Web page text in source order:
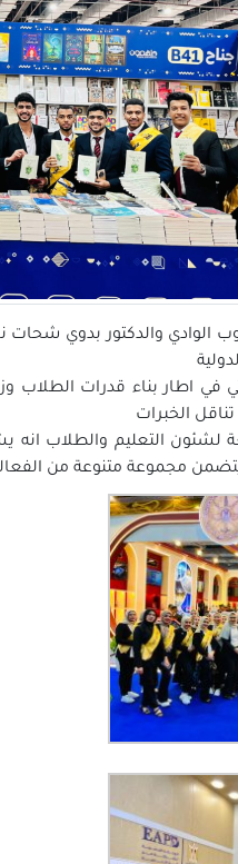
الوادي والدكتور بدوي
في اطار بناء قدرات
الخبرات
مجموعة متنوعة من